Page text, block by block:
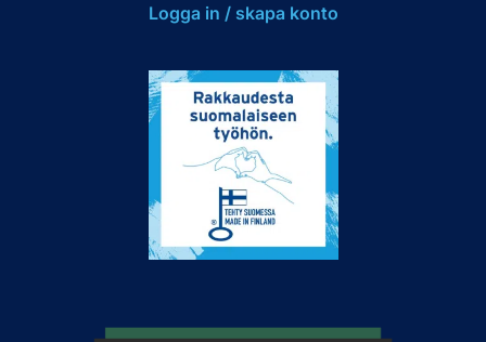
Logga in / skapa konto